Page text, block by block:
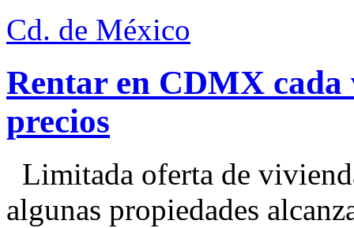
Cd. de México
Rentar en CDMX cada
precios
Limitada oferta de
algunas propiedades